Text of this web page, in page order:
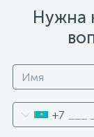
Нужна
+7